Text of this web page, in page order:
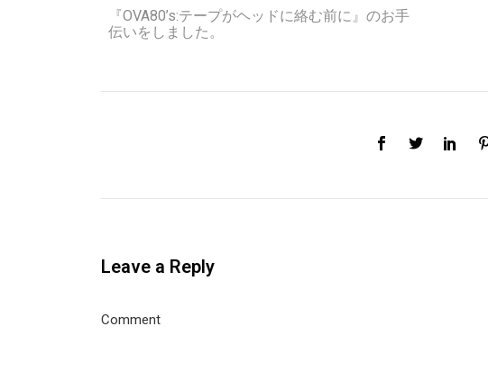
『OVA80’s:テープがヘッドに絡む前に』のお手
伝いをしました。
Leave a Reply